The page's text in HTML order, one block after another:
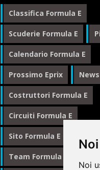
Noi
Classifica Formula E
Scuderie Formula E
Calendario Formula E
Prossimo Eprix
Costruttori Formula E
Circuiti Formula E
Sito Formula E Italiano
Team Formula E